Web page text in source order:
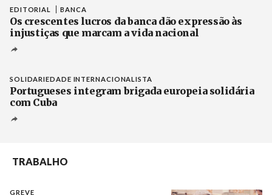
EDITORIAL BANCA
Os crescentes lucros da banca dão expressão às
injustiças que marcam a vida nacional
SOLIDARIEDADE INTERNACIONALISTA
Portugueses integram brigada europeia solidária
com Cuba
TRABALHO
GREVE